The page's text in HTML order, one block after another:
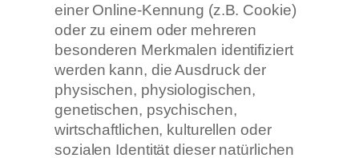
einer Online-Kennung (z.B. Cookie)
oder zu einem oder mehreren
besonderen Merkmalen identifiziert
werden kann, die Ausdruck der
physischen, physiologischen,
genetischen, psychischen,
wirtschaftlichen, kulturellen oder
sozialen Identität dieser natürlichen